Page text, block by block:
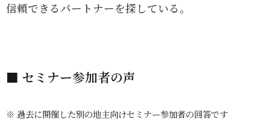
信頼できるパートナーを探している。
■ セミナー参加者の声
※ 過去に開催した別の地主向けセミナー参加者の回答です